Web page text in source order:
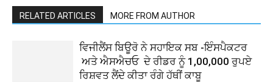
RELATED ARTICLES MORE FROM AUTHOR
ਵਿਜੀਲੈਂਸ ਬਿਊਰੋ ਨੇ ਸਹਾਇਕ ਸਬ -ਇੰਸਪੈਕਟਰ
ਅਤੇ ਐਸਐਚਓ ਦੇ ਰੀਡਰ ਨੂੰ 1,00,000 ਰੁਪਏ
ਰਿਸ਼ਵਤ ਲੈਂਦੇ ਕੀਤਾ ਰੰਗੇ ਹੱਥੀਂ ਕਾਬੂ